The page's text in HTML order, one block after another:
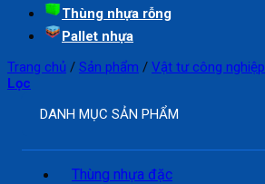
Thùng nhựa rỗng
Pallet nhựa
Trang chủ / Sản phẩm / Vật tư công nghiệp
Lọc
DANH MỤC SẢN PHẨM
Thùng nhựa đặc